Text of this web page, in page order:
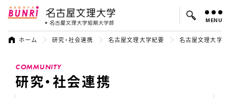
名古屋文理大学 名古屋文理大
よく検索されているキーワード：
MENU
ホーム 研究・社会連携 名古屋文理大学紀要 名古屋文理大学
COMMUNITY
研究・社会連携